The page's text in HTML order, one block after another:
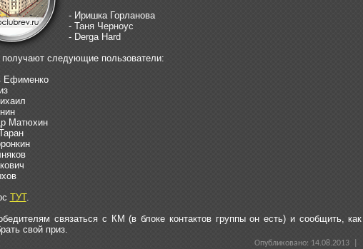
- Иришка Горланова
- Таня Черноус
- Derga Hard
следующие пользователи:
Ефименко
Матюхин
ТУТ.
связаться с КМ (в блоке контактов группы он есть) и сообщить, как
свой приз.
Опубликовано: 14.08.2013 |